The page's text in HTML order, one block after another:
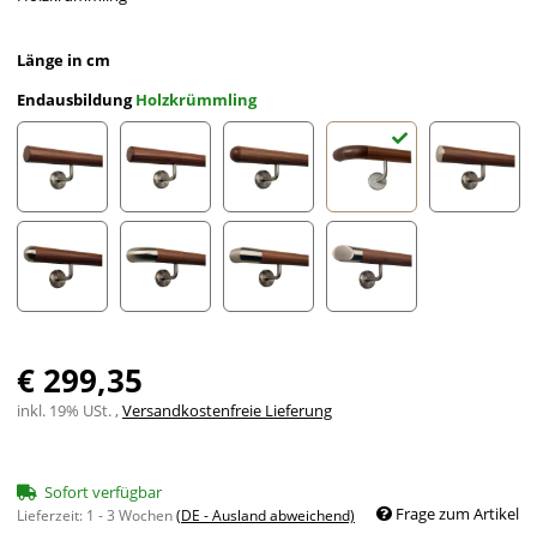
Länge in cm
EndausbildungHolzkrümmling
gefast Radius gefrästHalbkugel gefrästHolzkrümmling
€ 299,35
inkl. 19% USt. ,Versandkostenfreie Lieferung
Sofort verfügbar
Lieferzeit: 1 - 3 Wochen(DE - Ausland abweichend) Frage zum Artikel